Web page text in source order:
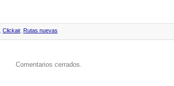
Clickair, Rutas nuevas
Comentarios cerrados.